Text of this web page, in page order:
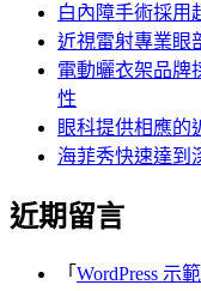
白內障手術採用
近視雷射專業眼
電動曬衣架品牌
性
眼科提供相應的
海菲秀快速達到
近期留言
「 WordPress 示